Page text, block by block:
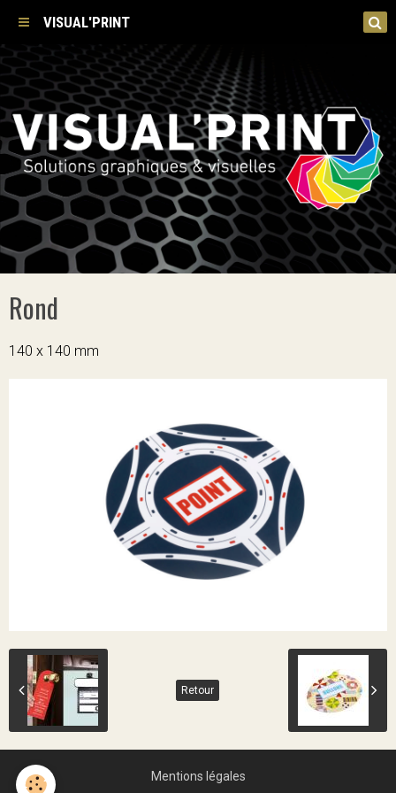
VISUAL'PRINT
Rond
140 x 140 mm
Retour
Mentions légales